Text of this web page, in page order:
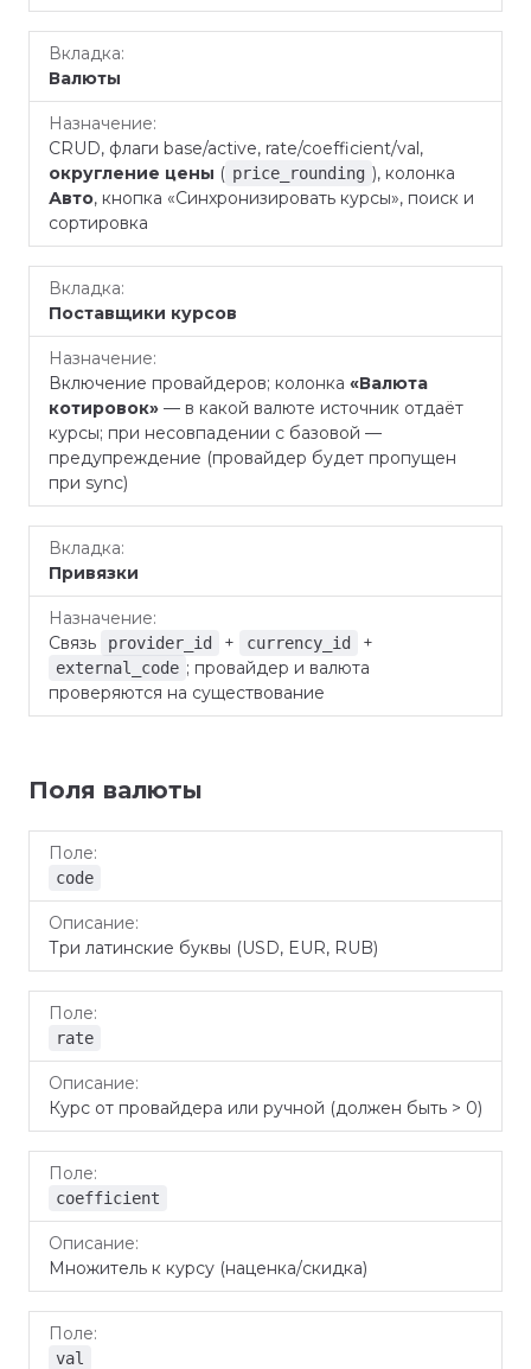
Валюты
CRUD, флаги base/active, rate/coefficient/val,
округление цены ( price_rounding ), колонка
Авто, кнопка «Синхронизировать курсы», поиск и
сортировка
Поставщики курсов
Включение провайдеров; колонка «Валюта
котировок» — в какой валюте источник отдаёт
курсы; при несовпадении с базовой —
предупреждение (провайдер будет пропущен
при sync)
Привязки
Связь provider_id + currency_id +
external_code ; провайдер и валюта
проверяются на существование
Поля валюты
Поле
code
Три латинские буквы (USD, EUR, RUB)
rate
Курс от провайдера или ручной (должен быть > 0)
coefficient
Множитель к курсу (наценка/скидка)
val